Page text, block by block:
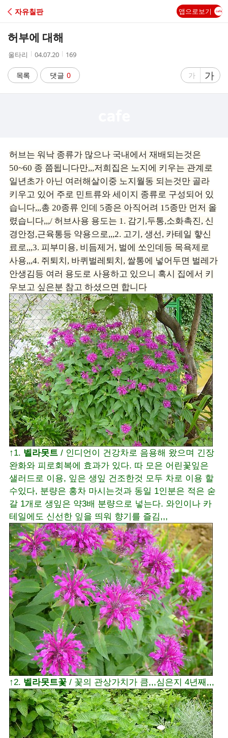
C
A
자유칠판 앱으로보기
허부에 대해
작
자
울타리
작
시
간
04.07.20
조
수
169
목록 댓글 0
글
게
가
글
자
가
허브는 워낙 종류가 많으나 국내에서 재배되는것은
50~60 종 쯤됩니다만,,,저희집은 노지에 키우는 관계로
일년초가 아닌 여러해살이중 노지월동 되는것만 골라
키우고 있어 주로 민트류와 세이지 종류로 구성되어 있
습니다,,,총 20종류 인데 5종은 아직어려 15종만 먼저 올
렸습니다,,,/ 허브사용 용도는 1. 감기,두통,소화촉진, 신
경안정,근육통등 약용으로,,,2. 고기, 생선, 카테일 햫신
료로,,,3. 피부미용, 비듬제거, 벌에 쏘인데등 목욕제로
사용,,,4. 쥐퇴치, 바퀴벌레퇴치, 쌀통에 넣어두면 벌레가
안생김등 여러 용도로 사용하고 있으니 혹시 집에서 키
우보고 싶은분 참고 하셨으면 합니다
↑1. 벨라못트 / 인디언이 건강차로 음용해 왔으며 긴장
완화와 피로회복에 효과가 있다. 따 모은 어린꽃잎은
샐러드로 이용, 잎은 생잎 건조한것 모두 차로 이용 할
수있다, 분량은 홍차 마시는것과 동일 1인분은 적은 숟
갈 1개로 생잎은 약3배 분량으로 넣는다. 와인이나 카
테일에도 신선한 잎을 띄워 향기를 즐김,,,
↑2. 벨라못트꽃 / 꽃의 관상가치가 큼,,,심은지 4년째,,,